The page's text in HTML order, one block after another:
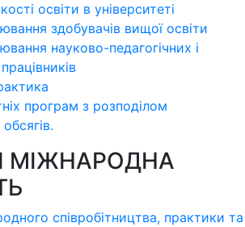
освіти в університеті
здобувачів вищої освіти
науково-педагогічних і
програм з розподілoм
МІЖНАРОДНА
співробітництва, практики та